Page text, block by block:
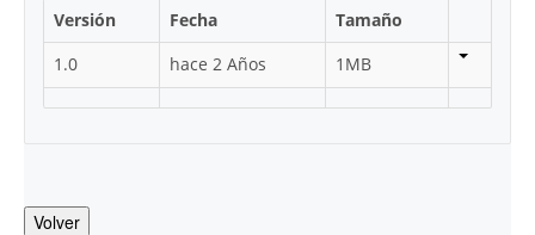
Versión Fecha
Tamaño
1.0
hace 2 Años 1MB
Volver